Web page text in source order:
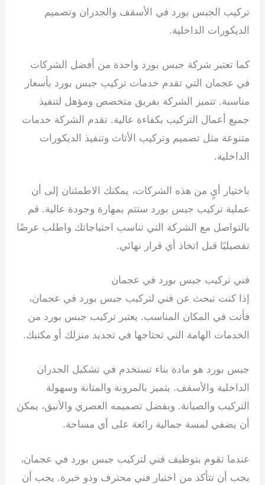
تركيب الجبس بورد في الأسقف والجدران وتصميم
الديكورات الداخلية.
كما تعتبر شركة جبس بورد واحدة من أفضل الشركات
في عجمان التي تقدم خدمات تركيب جبس بورد بأسعار
مناسبة. تتميز الشركة بفريق متخصص ومؤهل لتنفيذ
جميع أعمال التركيب بكفاءة عالية. تقدم الشركة خدمات
متنوعة مثل تصميم وتركيب الأثاث وتنفيذ الديكورات
الداخلية.
باختيار أيٍ من هذه الشركات، يمكنك الاطمئنان إلى أن
عملية تركيب جبس بورد ستتم بمهارة وجودة عالية. قم
بالتواصل مع الشركة التي تناسب احتياجاتك واطلب عرضًا
تفصيليًا قبل اتخاذ أي قرار نهائي.
فني تركيب جبس بورد في عجمان
إذا كنت تبحث عن فني لتركيب جبس بورد في عجمان،
فأنت في المكان المناسب. يعتبر تركيب جبس بورد من
الخدمات الهامة التي تحتاجها في تجديد منزلك أو مكتبك.
جبس بورد هو مادة بناء تستخدم في تشكيل الجدران
الداخلية والأسقف. يتميز بالمرونة والمتانة وسهولة
التركيب والصيانة. وبفضل تصميمه العصري والأنيق، يمكن
أن يضفي لمسة جمالية رائعة على أي مساحة.
عندما تقوم بتوظيف فني لتركيب جبس بورد في عجمان،
يجب أن تتأكد من اختيار فني محترف وذو خبرة. يجب أن